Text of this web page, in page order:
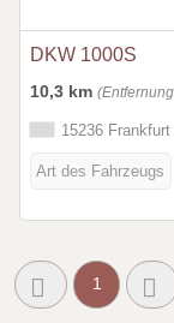
DKW 1000S
10,3 km
15236
Art des Fahrzeugs
1